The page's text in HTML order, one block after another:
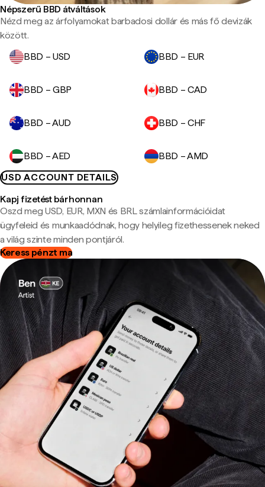
Népszerű BBD átváltások
Nézd meg az árfolyamokat barbadosi dollár és más fő devizák
között.
BBD – USD
BBD – EUR
BBD – GBP BBD – CAD
BBD – AUD BBD – CHF
BBD – AED
BBD – AMD
USD ACCOUNT DETAILS
Kapj fizetést bárhonnan
Oszd meg USD, EUR, MXN és BRL számlainformációidat
ügyfeleid és munkaadódnak, hogy helyileg fizethessenek neked
a világ szinte minden pontjáról.
Keress pénzt ma